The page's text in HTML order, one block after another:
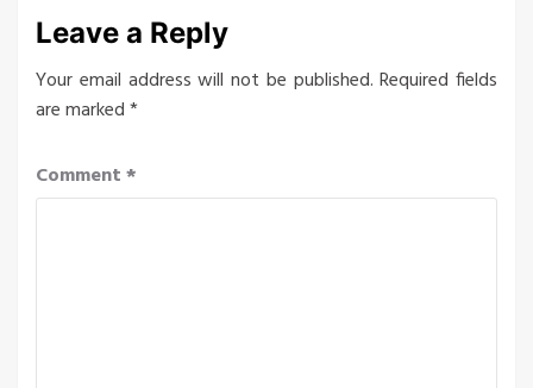
Leave a Reply
Your email address will not be published. Required fields
are marked*
Comment*